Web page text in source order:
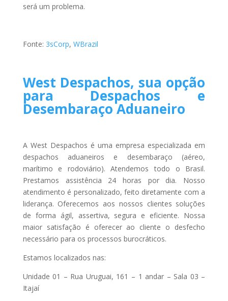
será um problema.
Fonte: 3sCorp, WBrazil
West Despachos, sua opção
para Despachos e
Desembaraço Aduaneiro
A West Despachos é uma empresa especializada em
despachos aduaneiros e desembaraço (aéreo,
marítimo e rodoviário). Atendemos todo o Brasil.
Prestamos assistência 24 horas por dia. Nosso
atendimento é personalizado, feito diretamente com a
liderança. Oferecemos aos nossos clientes soluções
de forma ágil, assertiva, segura e eficiente. Nossa
maior satisfação é oferecer ao cliente o desfecho
necessário para os processos burocráticos.
Estamos localizados nas:
Unidade 01 – Rua Uruguai, 161 – 1 andar – Sala 03 –
Itajaí